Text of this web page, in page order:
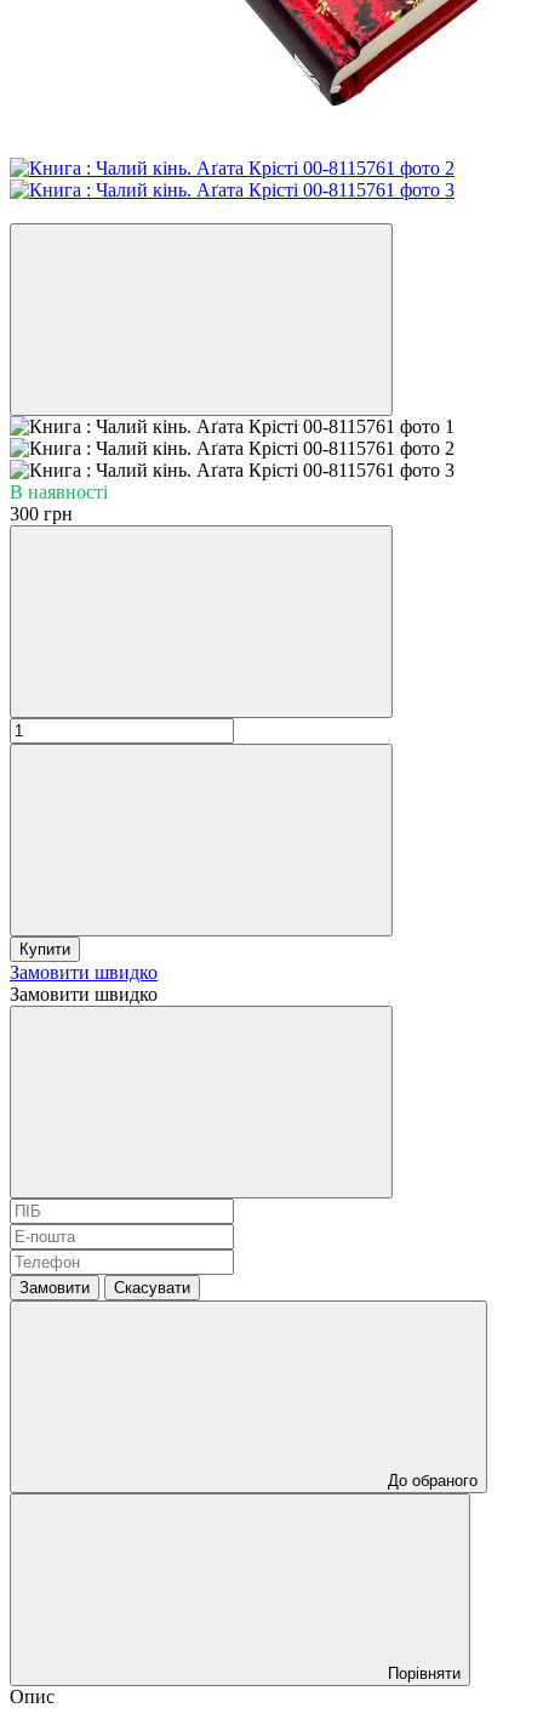
В наявності
300 грн
Купити
Замовити швидко
Замовити швидко
Замовити Скасувати
До обраного
Порівняти
Опис